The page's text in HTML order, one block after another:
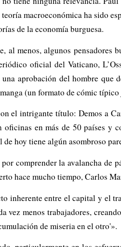
macroeconómica ha sido
de la economía burguesa.
menos, algunos pensadores
oficial del Vaticano,
aprobación del hombre
manga(un formato de cómic típico
el intrigante título:Demos a
en más de 50 países y
hoy tiene algún asombroso
comprender la avalancha de
hace mucho tiempo, Carlos
inherente entre el capital y el
menos trabajadores,
de miseria en el otro'».